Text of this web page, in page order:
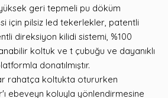
geri tepmeli pu döküm
için pilsiz led tekerlekler, patentli
direksiyon kilidi sistemi, %100
koltuk ve t çubuğu ve dayanıklı
donatılmıştır.
rahatça koltukta otururken
ebeveyn koluyla yönlendirmesine